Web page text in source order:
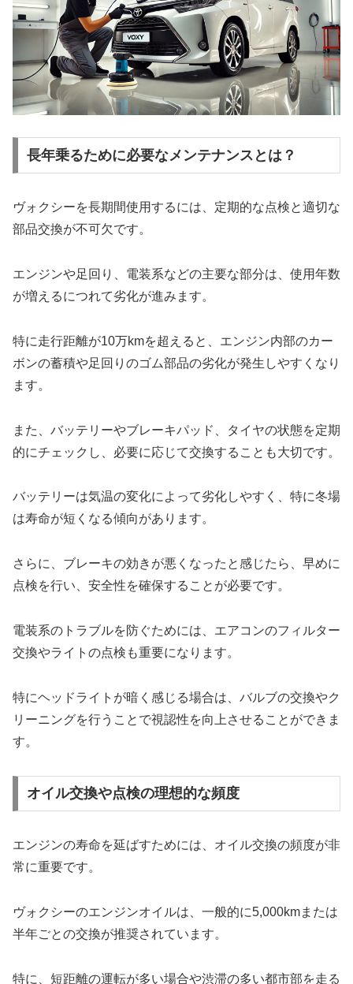
長年乗るために必要なメンテナンスとは？
ヴォクシーを長期間使用するには、定期的な点検と適切な
部品交換が不可欠です。
エンジンや足回り、電装系などの主要な部分は、使用年数
が増えるにつれて劣化が進みます。
特に走行距離が10万kmを超えると、エンジン内部のカー
ボンの蓄積や足回りのゴム部品の劣化が発生しやすくなり
ます。
また、バッテリーやブレーキパッド、タイヤの状態を定期
的にチェックし、必要に応じて交換することも大切です。
バッテリーは気温の変化によって劣化しやすく、特に冬場
は寿命が短くなる傾向があります。
さらに、ブレーキの効きが悪くなったと感じたら、早めに
点検を行い、安全性を確保することが必要です。
電装系のトラブルを防ぐためには、エアコンのフィルター
交換やライトの点検も重要になります。
特にヘッドライトが暗く感じる場合は、バルブの交換やク
リーニングを行うことで視認性を向上させることができま
す。
オイル交換や点検の理想的な頻度
エンジンの寿命を延ばすためには、オイル交換の頻度が非
常に重要です。
ヴォクシーのエンジンオイルは、一般的に5,000kmまたは
半年ごとの交換が推奨されています。
特に、短距離の運転が多い場合や渋滞の多い都市部を走る